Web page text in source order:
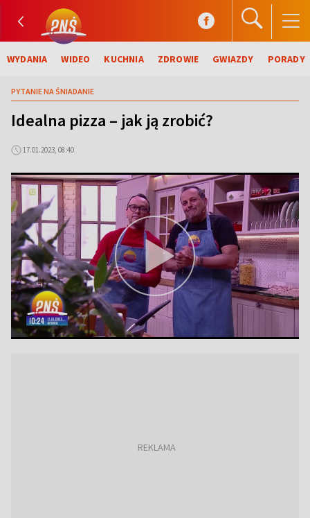
WYDANIA WIDEO KUCHNIA ZDROWIE GWIAZDY PORADY
PYTANIE NA ŚNIADANIE
Idealna pizza – jak ją zrobić?
17.01.2023, 08:40